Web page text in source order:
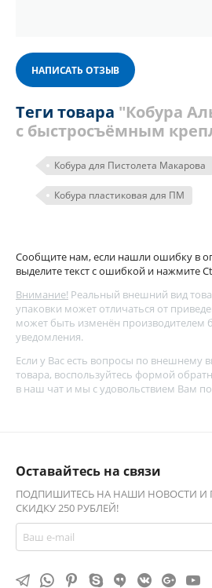
НАПИСАТЬ ОТЗЫВ
Теги товара "Кобура
с быстросъёмным
Кобура для Пистолета Макарова
Кобура пластиковая для ПМ
Сообщите нам, если нашли ошибку в
выделите текст с ошибкой и нажмите
Внимание! Реальный внешний вид
упаковки может отличаться от
может быть изменён производителем
уведомления.
Если у Вас есть вопросы по внешнему
товара, воспользуйтесь формой
в наш чат и мы с удовольствием Вам
Оставайтесь на связи
ПОДПИШИТЕСЬ НА НАШИ НОВОСТИ И
СКИДКУ 250 РУБЛЕЙ!